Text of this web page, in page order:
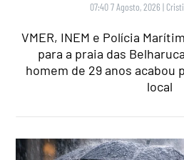
07:40 7 Agosto, 2026 |
VMER, INEM e Polícia
para a praia das
homem de 29 anos acabou
local